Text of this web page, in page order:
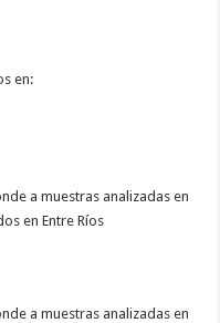
en:
a muestras analizadas en
en Entre Ríos
a muestras analizadas en